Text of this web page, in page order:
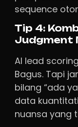
sequence
Tip 4:
Judgment
AI lead
Bagus. Tapi
bilang “ada
data
nuansa yang